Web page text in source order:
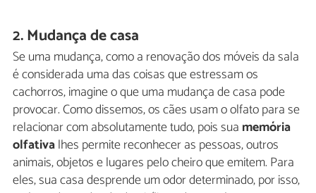
2. Mudança de casa
Se uma mudança, como a renovação dos móveis da sala
é considerada uma das coisas que estressam os
cachorros, imagine o que uma mudança de casa pode
provocar. Como dissemos, os cães usam o olfato para se
relacionar com absolutamente tudo, pois sua memória
olfativalhes permite reconhecer as pessoas, outros
animais, objetos e lugares pelo cheiro que emitem. Para
eles, sua casa desprende um odor determinado, por isso,